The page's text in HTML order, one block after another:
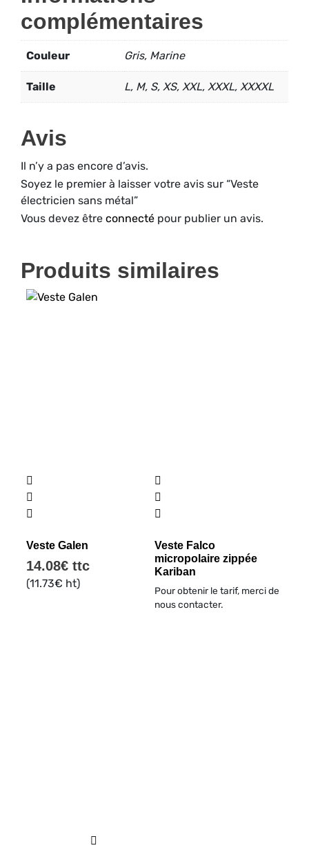
complémentaires
Couleur Gris, Marine
Taille L, M, S, XS, XXL, XXXL, XXXXL
Avis
Il n’y a pas encore d’avis.
Soyez le premier à laisser votre avis sur “Veste
électricien sans métal”
Vous devez être connecté pour publier un avis.
Produits similaires
Ce
produit
a
variations.
Les
options
Veste Galen
14.08€ttc
(11.73€ ht)
Veste Falco
micropolaire zippée
Kariban
Pour obtenir le tarif, merci de
nous contacter.